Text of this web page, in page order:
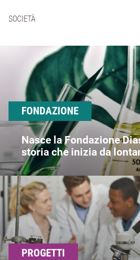
SOCIETÀ
FONDAZIONE
Nasce la Fondazione
storia che inizia da
PROGETTI